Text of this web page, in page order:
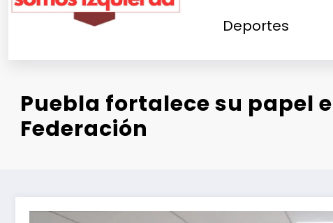
Deportes
Puebla fortalece su papel
Federación